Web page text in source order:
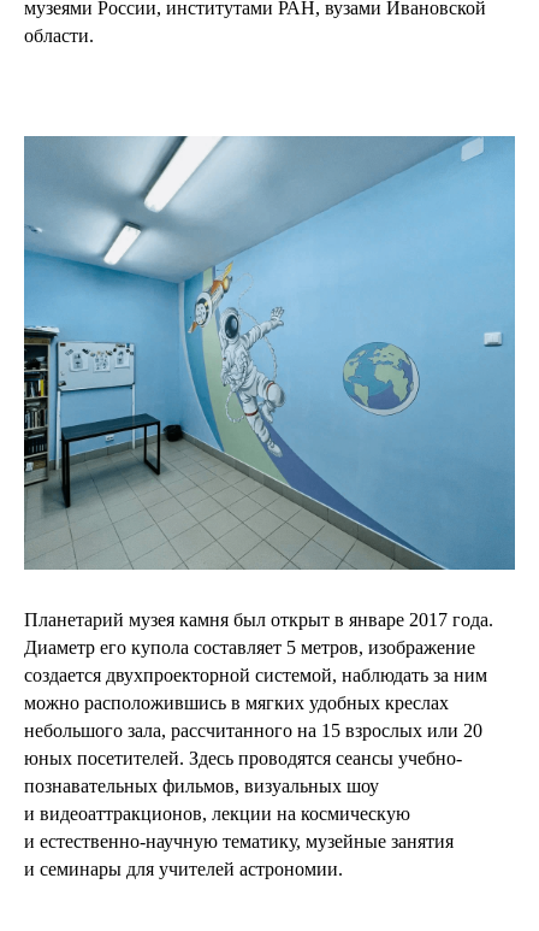
музеями России, институтами РАН, вузами Ивановской
области.
Планетарий музея камня был открыт в январе 2017 года.
Диаметр его купола составляет 5 метров, изображение
создается двухпроекторной системой, наблюдать за ним
можно расположившись в мягких удобных креслах
небольшого зала, рассчитанного на 15 взрослых или 20
юных посетителей. Здесь проводятся сеансы учебно-
познавательных фильмов, визуальных шоу
и видеоаттракционов, лекции на космическую
и естественно-научную тематику, музейные занятия
и семинары для учителей астрономии.